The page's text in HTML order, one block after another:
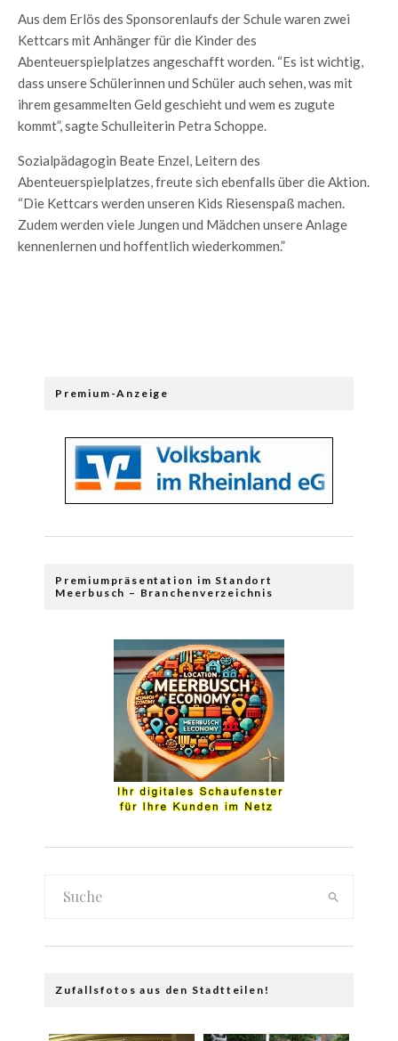
Aus dem Erlös des Sponsorenlaufs der Schule waren zwei
Kettcars mit Anhänger für die Kinder des
Abenteuerspielplatzes angeschafft worden. “Es ist wichtig,
dass unsere Schülerinnen und Schüler auch sehen, was mit
ihrem gesammelten Geld geschieht und wem es zugute
kommt”, sagte Schulleiterin Petra Schoppe.
Sozialpädagogin Beate Enzel, Leitern des
Abenteuerspielplatzes, freute sich ebenfalls über die Aktion.
“Die Kettcars werden unseren Kids Riesenspaß machen.
Zudem werden viele Jungen und Mädchen unsere Anlage
kennenlernen und hoffentlich wiederkommen.”
Premium-Anzeige
Premiumpräsentation im Standort
Meerbusch – Branchenverzeichnis
Zufallsfotos aus den Stadtteilen!